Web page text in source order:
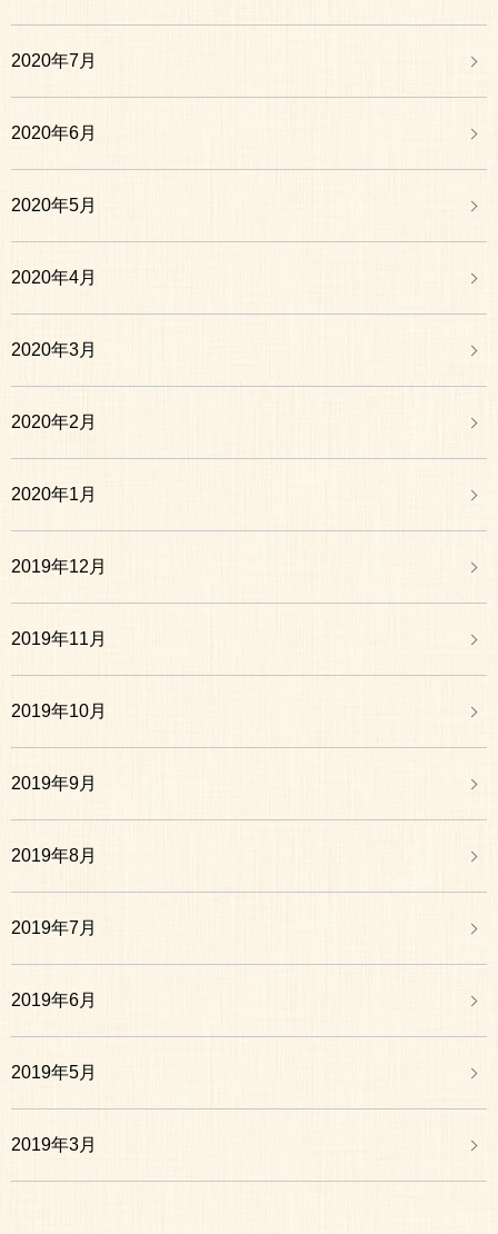
2020年7月
2020年6月
2020年5月
2020年4月
2020年3月
2020年2月
2020年1月
2019年12月
2019年11月
2019年10月
2019年9月
2019年8月
2019年7月
2019年6月
2019年5月
2019年3月